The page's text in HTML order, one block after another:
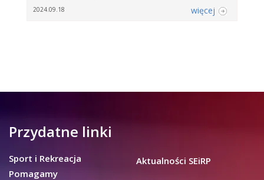
2024.09.18 więcej
Przydatne linki
Sport i Rekreacja
Pomagamy
Aktualności SEiRP